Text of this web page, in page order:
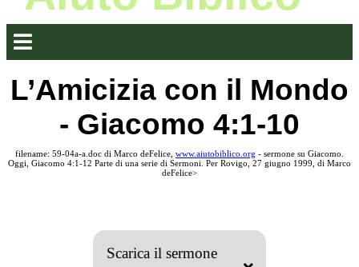
L’Amicizia con il Mondo
- Giacomo 4:1-10
filename: 59-04a-a.doc di Marco deFelice, www.aiutobiblico.org - sermone su Giacomo.
Oggi, Giacomo 4:1-12 Parte di una serie di Sermoni. Per Rovigo, 27 giugno 1999, di Marco
deFelice>
Scarica il sermone